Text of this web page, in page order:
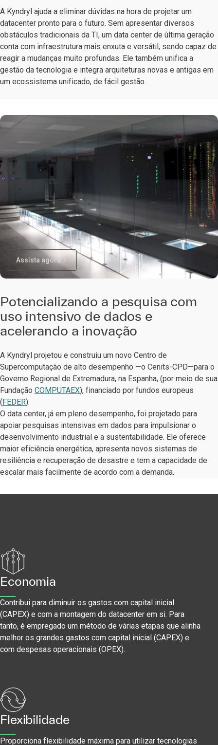
A Kyndryl ajuda a eliminar dúvidas na hora de projetar um
datacenter pronto para o futuro. Sem apresentar diversos
obstáculos tradicionais da TI, um data center de última geração
conta com infraestrutura mais enxuta e versátil, sendo capaz de
reagir a mudanças muito profundas. Ele também unifica a
gestão da tecnologia e integra arquiteturas novas e antigas em
um ecossistema unificado, de fácil gestão.
Assista agora
Potencializando a pesquisa com
uso intensivo de dados e
acelerando a inovação
A Kyndryl projetou e construiu um novo Centro de
Supercomputação de alto desempenho —o Cenits-CPD—para o
Governo Regional de Extremadura, na Espanha, (por meio de sua
Fundação COMPUTAEX), financiado por fundos europeus
(FEDER).
O data center, já em pleno desempenho, foi projetado para
apoiar pesquisas intensivas em dados para impulsionar o
desenvolvimento industrial e a sustentabilidade. Ele oferece
maior eficiência energética, apresenta novos sistemas de
resiliência e recuperação de desastre e tem a capacidade de
escalar mais facilmente de acordo com a demanda.
Economia
Contribui para diminuir os gastos com capital inicial
(CAPEX) e com a montagem do datacenter em si. Para
tanto, é empregado um método de várias etapas que alinha
melhor os grandes gastos com capital inicial (CAPEX) e
com despesas operacionais (OPEX).
Flexibilidade
Proporciona flexibilidade máxima para utilizar tecnologias